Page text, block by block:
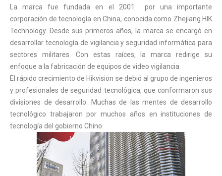
La marca fue fundada en el 2001 por una importante
corporación de tecnología en China, conocida como Zhejiang HIK
Technology. Desde sus primeros años, la marca se encargó en
desarrollar tecnología de vigilancia y seguridad informática para
sectores militares. Con estas raíces, la marca redirige su
enfoque a la fabricación de equipos de video vigilancia.
El rápido crecimiento de Hikvision se debió al grupo de ingenieros
y profesionales de seguridad tecnológica, que conformaron sus
divisiones de desarrollo. Muchas de las mentes de desarrollo
tecnológico trabajaron por muchos años en instituciones de
tecnología del gobierno Chino.